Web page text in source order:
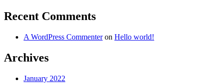
Recent Comments
A WordPress Commenteron Hello world!
Archives
January 2022